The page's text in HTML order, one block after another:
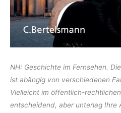
NH: Geschichte im Fernsehen.
ist abängig von verschiedenen
Vielleicht im öffentlich-
entscheidend, aber unterlag Ihre